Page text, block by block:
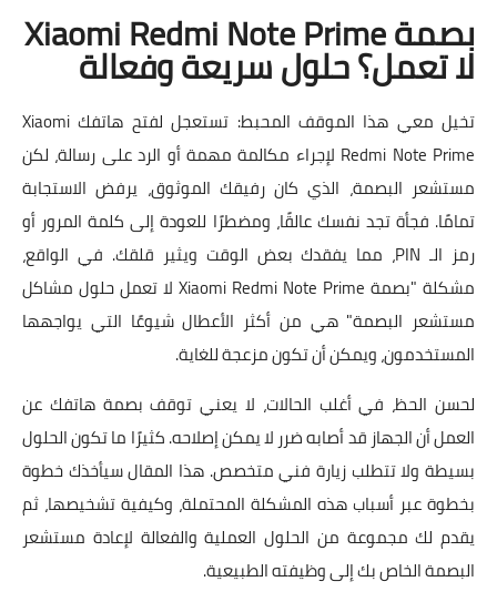
بصمة Xiaomi Redmi Note Prime
لا تعمل؟ حلول سريعة وفعالة
تخيل معي هذا الموقف المحبط: تستعجل لفتح هاتفك Xiaomi
Redmi Note Prime لإجراء مكالمة مهمة أو الرد على رسالة، لكن
مستشعر البصمة، الذي كان رفيقك الموثوق، يرفض الاستجابة
تمامًا. فجأة تجد نفسك عالقًا، ومضطرًا للعودة إلى كلمة المرور أو
رمز الـ PIN، مما يفقدك بعض الوقت ويثير قلقك. في الواقع،
مشكلة "بصمة Xiaomi Redmi Note Prime لا تعمل حلول مشاكل
مستشعر البصمة" هي من أكثر الأعطال شيوعًا التي يواجهها
المستخدمون، ويمكن أن تكون مزعجة للغاية.
لحسن الحظ، في أغلب الحالات، لا يعني توقف بصمة هاتفك عن
العمل أن الجهاز قد أصابه ضرر لا يمكن إصلاحه. كثيرًا ما تكون الحلول
بسيطة ولا تتطلب زيارة فني متخصص. هذا المقال سيأخذك خطوة
بخطوة عبر أسباب هذه المشكلة المحتملة، وكيفية تشخيصها، ثم
يقدم لك مجموعة من الحلول العملية والفعالة لإعادة مستشعر
البصمة الخاص بك إلى وظيفته الطبيعية.